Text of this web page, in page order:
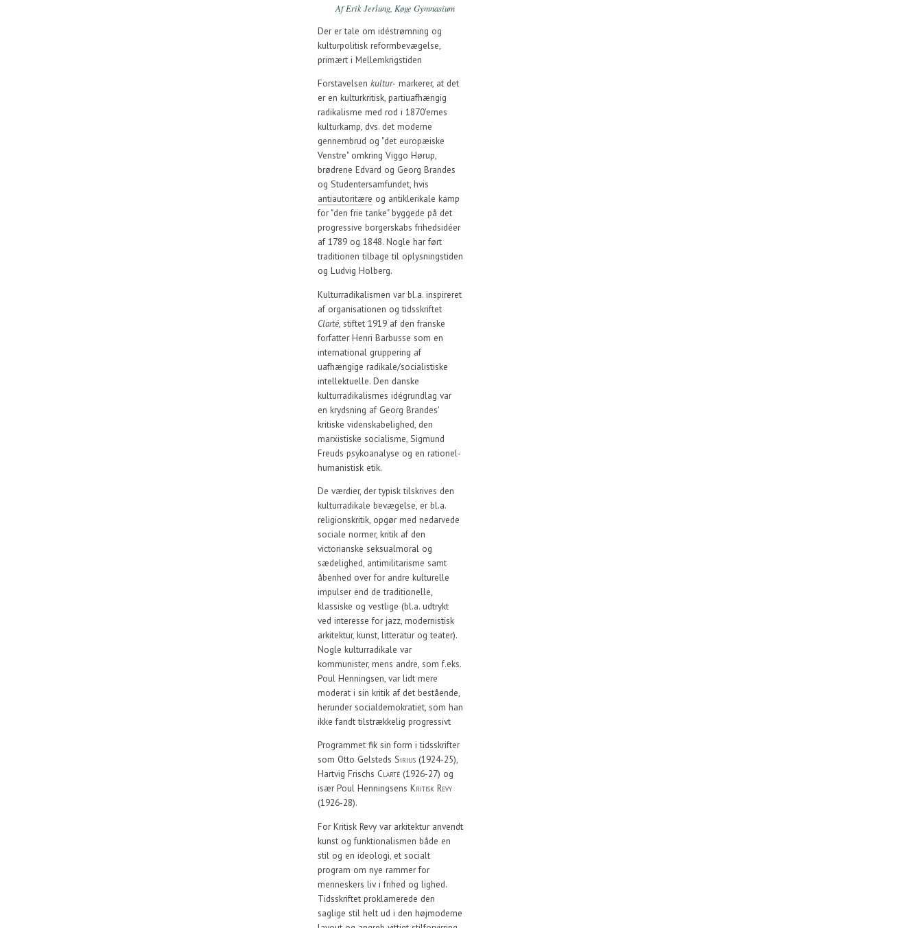
Af Erik Jerlung, Køge Gymnasium
Der er tale om idéstrømning og
kulturpolitisk reformbevægelse,
primært i Mellemkrigstiden
Forstavelsenkultur- markerer, at det
er en kulturkritisk, partiuafhængig
radikalisme med rod i 1870'ernes
kulturkamp, dvs. det moderne
gennembrud og "det europæiske
Venstre" omkring Viggo Hørup,
brødrene Edvard og Georg Brandes
og Studentersamfundet, hvis
antiautoritære og antiklerikale kamp
for "den frie tanke" byggede på det
progressive borgerskabs frihedsidéer
af 1789 og 1848. Nogle har ført
traditionen tilbage til oplysningstiden
og Ludvig Holberg.
Kulturradikalismen var bl.a. inspireret
af organisationen og tidsskriftet
Clarté, stiftet 1919 af den franske
forfatter Henri Barbusse som en
international gruppering af
uafhængige radikale/socialistiske
intellektuelle. Den danske
kulturradikalismes idégrundlag var
en krydsning af Georg Brandes'
kritiske videnskabelighed, den
marxistiske socialisme, Sigmund
Freuds psykoanalyse og en rationel-
humanistisk etik.
De værdier, der typisk tilskrives den
kulturradikale bevægelse, er bl.a.
religionskritik, opgør med nedarvede
sociale normer, kritik af den
victorianske seksualmoral og
sædelighed, antimilitarisme samt
åbenhed over for andre kulturelle
impulser end de traditionelle,
klassiske og vestlige (bl.a. udtrykt
ved interesse for jazz, modernistisk
arkitektur, kunst, litteratur og teater).
Nogle kulturradikale var
kommunister, mens andre, som f.eks.
Poul Henningsen, var lidt mere
moderat i sin kritik af det bestående,
herunder socialdemokratiet, som han
ikke fandt tilstrækkelig progressivt
Programmet fik sin form i tidsskrifter
som Otto GelstedsSirius (1924-25),
Hartvig Frischs Clarté (1926-27) og
især Poul HenningsensKritisk Revy
(1926-28).
For Kritisk Revy var arkitektur anvendt
kunst og funktionalismen både en
stil og en ideologi, et socialt
program om nye rammer for
menneskers liv i frihed og lighed.
Tidsskriftet proklamerede den
saglige stil helt ud i den højmoderne